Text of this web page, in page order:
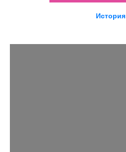
История